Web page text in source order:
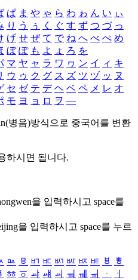
ぱ ま や ゃ ら わ ゎ ん い ぃ
り う ぅ く ぐ す ず つ づ っ
げ せ ぜ て で ね へ べ ぺ め
ぼ ぽ も よ ょ ろ を
マ ヤ ャ ラ ワ ヮ ン イ ィ キ
ウ ゥ ク グ ス ズ ツ ヅ ッ ヌ
セ ゼ テ デ ヘ ベ ペ メ レ オ
モ ヨ ョ ロ ヲ ―
병음)방식으로 중국어를 변환
하시면 됩니다.
을 입력하시고 space를
을 입력하시고 space를 누르
ㅰ ㅱ ㅲ ㅳ ㅴ ㅵ ㅶ ㅷ ㅸ
ㅹ
ㆅ ㆆ ㆇ ㆈ ㆉ ㆊ ㆋ ㆌ ㆍ
ㆎ